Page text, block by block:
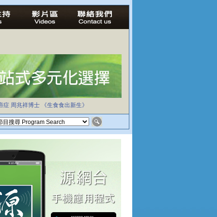
症 周兆祥博士 《生食食出新生》